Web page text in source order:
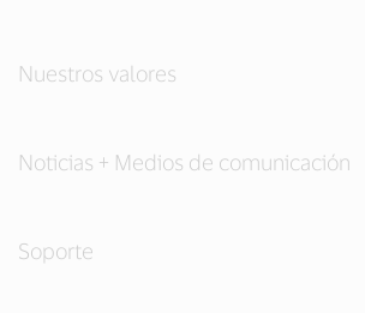
Nuestros valores
Noticias + Medios de comunicación
Soporte